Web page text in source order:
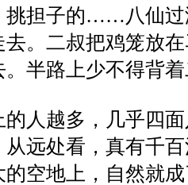
挑担子的……八仙过
。二叔把鸡笼放
半路上少不得背
人越多，几乎四
远处看，真有千
空地上，自然就